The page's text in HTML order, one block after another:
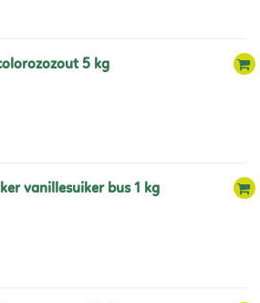
5 kg
vanillesuiker bus 1 kg